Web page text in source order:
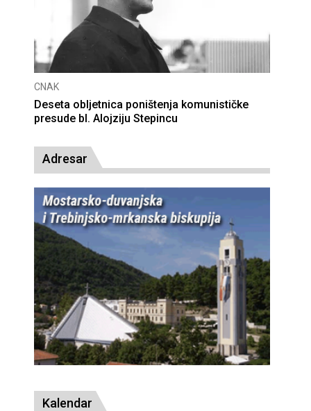
CNAK
Deseta obljetnica poništenja komunističke
presude bl. Alojziju Stepincu
Adresar
Kalendar